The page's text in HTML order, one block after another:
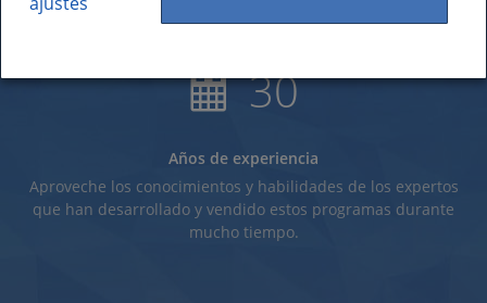
30
Años de experiencia
Aproveche los conocimientos y habilidades de los expertos
que han desarrollado y vendido estos programas durante
mucho tiempo.